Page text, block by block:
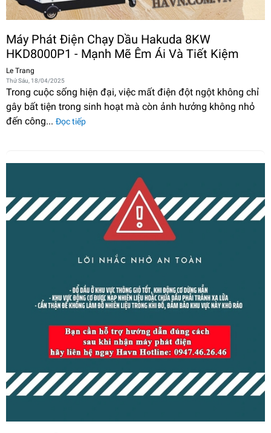
Máy Phát Điện Chạy Dầu Hakuda 8KW
HKD8000P1 - Mạnh Mẽ Êm Ái Và Tiết Kiệm
Le Trang
Thứ Sáu, 18/04/2025
Trong cuộc sống hiện đại, việc mất điện đột ngột không chỉ
gây bất tiện trong sinh hoạt mà còn ảnh hưởng không nhỏ
đến công... Đọc tiếp